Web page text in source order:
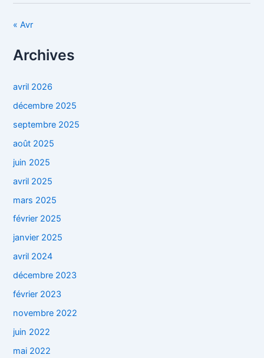
« Avr
Archives
avril 2026
décembre 2025
septembre 2025
août 2025
juin 2025
avril 2025
mars 2025
février 2025
janvier 2025
avril 2024
décembre 2023
février 2023
novembre 2022
juin 2022
mai 2022